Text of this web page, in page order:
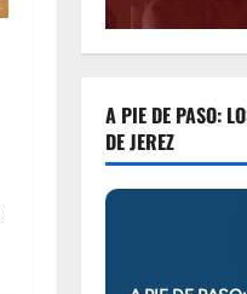
A PIE DE PASO:
DE JEREZ